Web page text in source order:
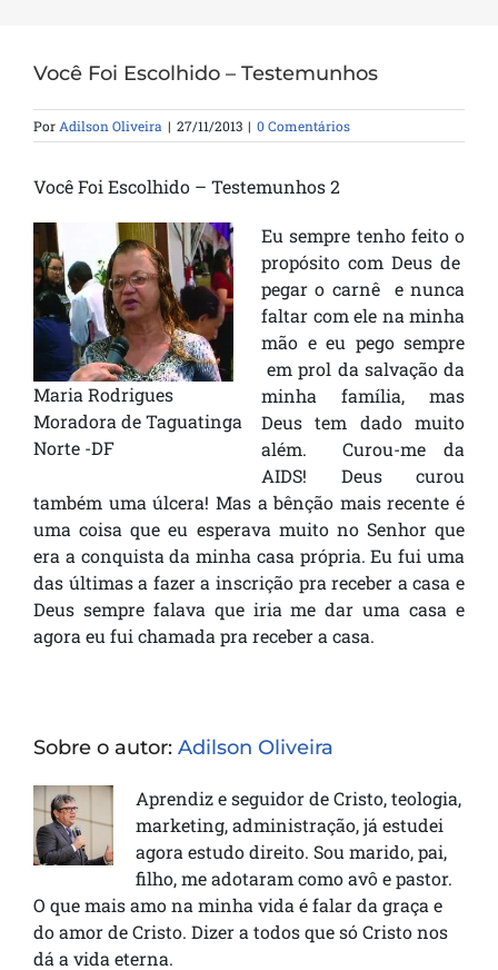
Você Foi Escolhido – Testemunhos
PorAdilson Oliveira | 27/11/2013 | 0 Comentários
Você Foi Escolhido – Testemunhos 2
Maria Rodrigues
Moradora de Taguatinga
Norte -DF
Eu sempre tenho feito o
propósito com Deus de
pegar o carnê e nunca
faltar com ele na minha
mão e eu pego sempre
em prol da salvação da
minha família, mas
Deus tem dado muito
além. Curou-me da
AIDS! Deus curou
também uma úlcera! Mas a bênção mais recente é
uma coisa que eu esperava muito no Senhor que
era a conquista da minha casa própria. Eu fui uma
das últimas a fazer a inscrição pra receber a casa e
Deus sempre falava que iria me dar uma casa e
agora eu fui chamada pra receber a casa.
Sobre o autor: Adilson Oliveira
Aprendiz e seguidor de Cristo, teologia,
marketing, administração, já estudei
agora estudo direito. Sou marido, pai,
filho, me adotaram como avô e pastor.
O que mais amo na minha vida é falar da graça e
do amor de Cristo. Dizer a todos que só Cristo nos
dá a vida eterna.